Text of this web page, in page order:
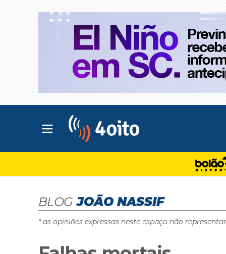
Abrir menu principal
BLOG JOÃO NASSIF
* as opiniões expressas neste espaço não